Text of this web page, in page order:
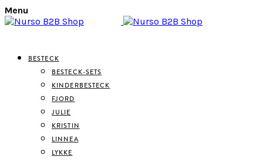
Menu
BESTECK
BESTECK-SETS
KINDERBESTECK
FJORD
JULIE
KRISTIN
LINNEA
LYKKE